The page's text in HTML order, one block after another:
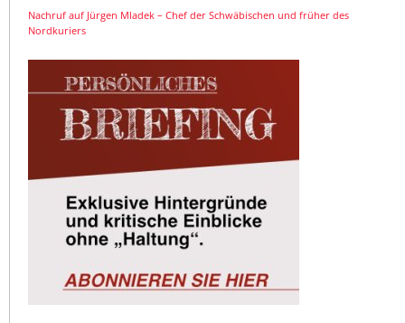
Nachruf auf Jürgen Mladek – Chef der Schwäbischen und früher des
Nordkuriers